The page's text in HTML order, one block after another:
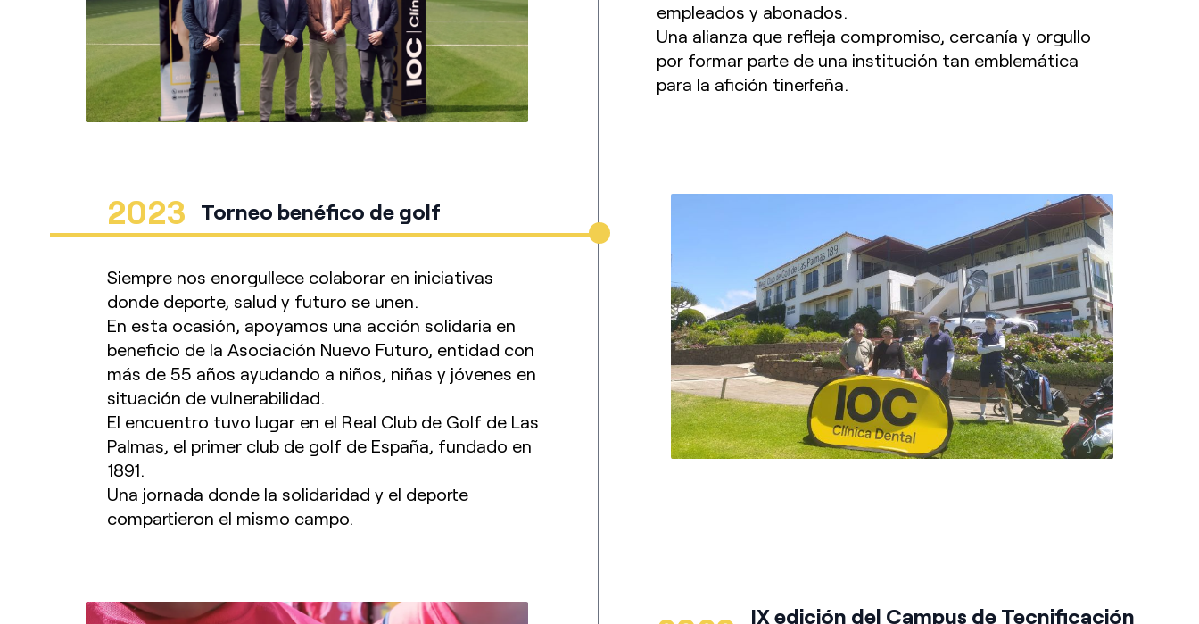
empleados y abonados.
Una alianza que refleja compromiso, cercanía y orgullo
por formar parte de una institución tan emblemática
para la afición tinerfeña.
2023 Torneo benéfico de golf
Siempre nos enorgullece colaborar en iniciativas
donde deporte, salud y futuro se unen.
En esta ocasión, apoyamos una acción solidaria en
beneficio de la Asociación Nuevo Futuro, entidad con
más de 55 años ayudando a niños, niñas y jóvenes en
situación de vulnerabilidad.
El encuentro tuvo lugar en el Real Club de Golf de Las
Palmas, el primer club de golf de España, fundado en
1891.
Una jornada donde la solidaridad y el deporte
compartieron el mismo campo.
IX edición del Campus de Tecnificación